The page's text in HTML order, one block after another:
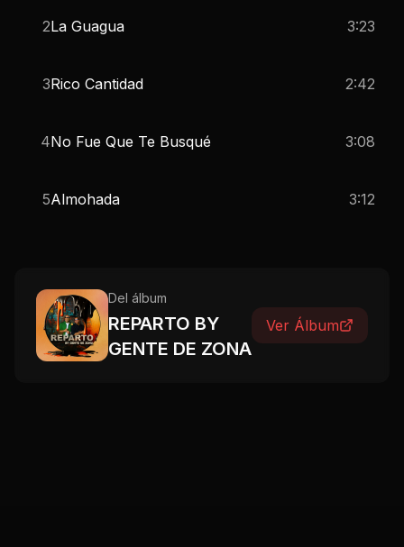
2La Guagua 3:23
3Rico Cantidad 2:42
4No Fue Que Te Busqué 3:08
5Almohada 3:12
Del álbum
REPARTO BY
GENTE DE ZONA
Ver Álbum